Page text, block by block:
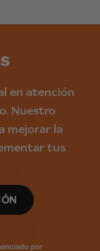
en atención
Nuestro
mejorar la
tus